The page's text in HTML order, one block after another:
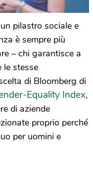
pilastro sociale e
è sempre più
– chi garantisce a
le stesse
di Bloomberg di
Equality Index,
di aziende
proprio perché
per uomini e